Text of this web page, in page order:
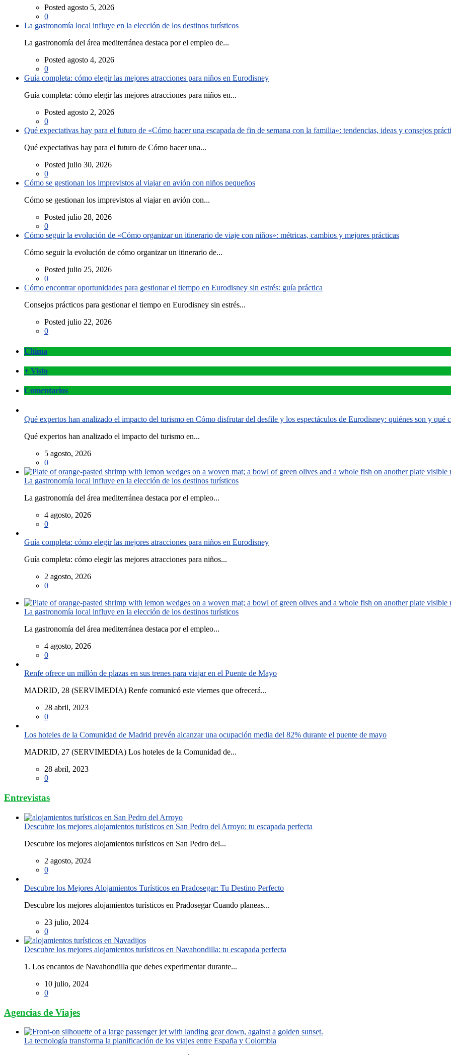
Posted agosto 5, 2026
0
La gastronomía local influye en la elección de los destinos turísticos
La gastronomía del área mediterránea destaca por el empleo de...
Posted agosto 4, 2026
0
Guía completa: cómo elegir las mejores atracciones para niños en Eurodisney
Guía completa: cómo elegir las mejores atracciones para niños en...
Posted agosto 2, 2026
0
Qué expectativas hay para el futuro de «Cómo hacer una escapada de fin de semana con la familia»: tendencias, ideas y consejos
Qué expectativas hay para el futuro de Cómo hacer una...
Posted julio 30, 2026
0
Cómo se gestionan los imprevistos al viajar en avión con niños pequeños
Cómo se gestionan los imprevistos al viajar en avión con...
Posted julio 28, 2026
0
Cómo seguir la evolución de «Cómo organizar un itinerario de viaje con niños»: métricas, cambios y mejores prácticas
Cómo seguir la evolución de cómo organizar un itinerario de...
Posted julio 25, 2026
0
Cómo encontrar oportunidades para gestionar el tiempo en Eurodisney sin estrés: guía práctica
Consejos prácticos para gestionar el tiempo en Eurodisney sin estrés...
Posted julio 22, 2026
0
Última
+ Visto
Comentarios
Qué expertos han analizado el impacto del turismo en Cómo disfrutar del desfile y los espectáculos de Eurodisney: quiénes son y qué
Qué expertos han analizado el impacto del turismo en...
5 agosto, 2026
0
La gastronomía local influye en la elección de los destinos turísticos
La gastronomía del área mediterránea destaca por el empleo...
4 agosto, 2026
0
Guía completa: cómo elegir las mejores atracciones para niños en Eurodisney
Guía completa: cómo elegir las mejores atracciones para niños...
2 agosto, 2026
0
La gastronomía local influye en la elección de los destinos turísticos
La gastronomía del área mediterránea destaca por el empleo...
4 agosto, 2026
0
Renfe ofrece un millón de plazas en sus trenes para viajar en el Puente de Mayo
MADRID, 28 (SERVIMEDIA) Renfe comunicó este viernes que ofrecerá...
28 abril, 2023
0
Los hoteles de la Comunidad de Madrid prevén alcanzar una ocupación media del 82% durante el puente de mayo
MADRID, 27 (SERVIMEDIA) Los hoteles de la Comunidad de...
28 abril, 2023
0
Entrevistas
Descubre los mejores alojamientos turísticos en San Pedro del Arroyo: tu escapada perfecta
Descubre los mejores alojamientos turísticos en San Pedro del...
2 agosto, 2024
0
Descubre los Mejores Alojamientos Turísticos en Pradosegar: Tu Destino Perfecto
Descubre los mejores alojamientos turísticos en Pradosegar Cuando planeas...
23 julio, 2024
0
Descubre los mejores alojamientos turísticos en Navahondilla: tu escapada perfecta
1. Los encantos de Navahondilla que debes experimentar durante...
10 julio, 2024
0
Agencias de Viajes
La tecnología transforma la planificación de los viajes entre España y Colombia